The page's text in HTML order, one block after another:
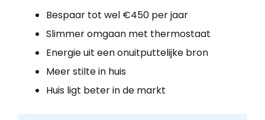
Bespaar tot wel €450 per jaar
Slimmer omgaan met thermostaat
Energie uit een onuitputtelijke bron
Meer stilte in huis
Huis ligt beter in de markt